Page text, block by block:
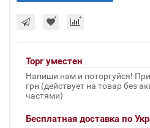
Торг уместен
Напиши нам и поторгуйся!
грн (действует на товар без
частями)
Бесплатная доставка по